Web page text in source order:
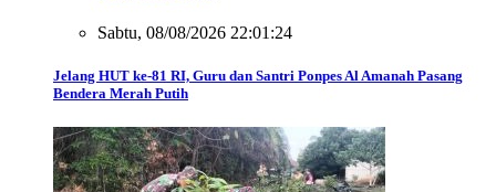
Sabtu, 08/08/2026 22:01:24
Jelang HUT ke-81 RI, Guru dan Santri Ponpes Al Amanah Pasang
Bendera Merah Putih